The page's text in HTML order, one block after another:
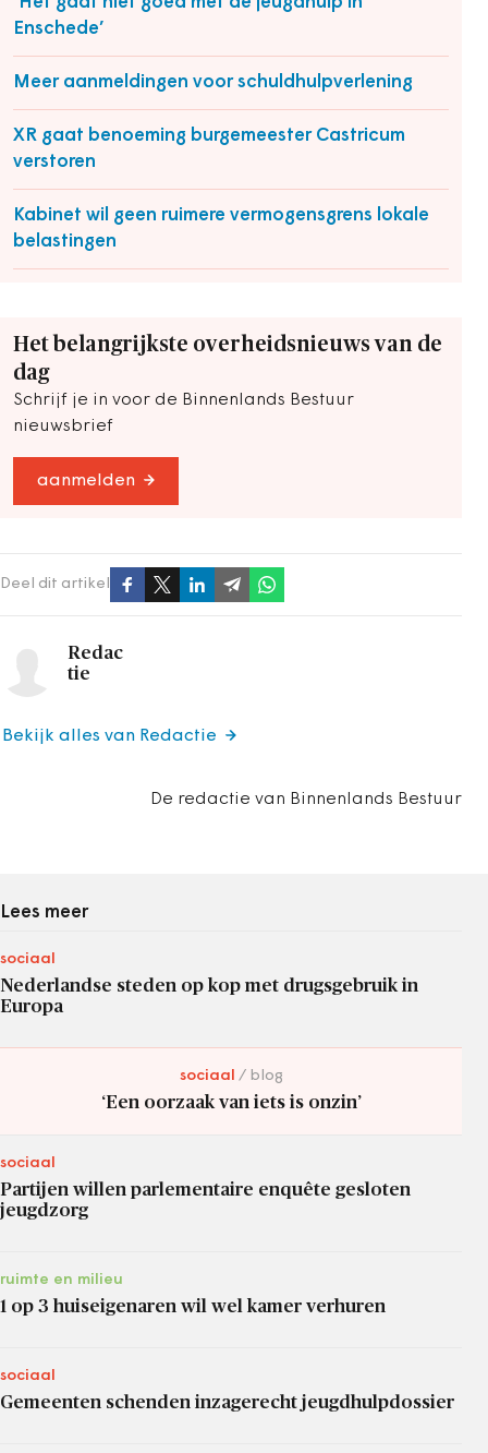
Enschede’
Meer aanmeldingen voor schuldhulpverlening
XR gaat benoeming burgemeester Castricum
verstoren
Kabinet wil geen ruimere vermogensgrens lokale
belastingen
Het belangrijkste overheidsnieuws van de
dag
Schrijf je in voor de Binnenlands Bestuur
nieuwsbrief
aanmelden
Deel dit artikel
Redac
tie
De redactie van Binnenlands Bestuur
Bekijk alles van Redactie
Lees meer
sociaal
Nederlandse steden op kop met drugsgebruik in
Europa
sociaal blog
‘Een oorzaak van iets is onzin’
sociaal
Partijen willen parlementaire enquête gesloten
jeugdzorg
ruimte en milieu
1 op 3 huiseigenaren wil wel kamer verhuren
sociaal
Gemeenten schenden inzagerecht jeugdhulpdossier